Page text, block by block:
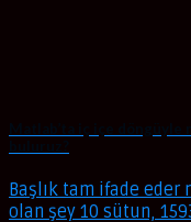
Başlık tam ifade
olan şey 10 sütun,